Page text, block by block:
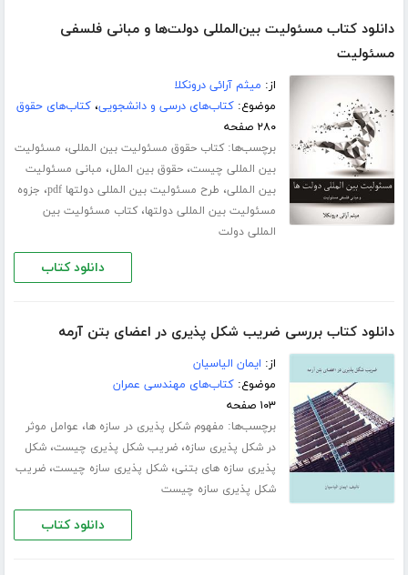
دانلود کتاب مسئولیت بین‌المللی دولت‌ها و مبانی فلسفی
مسئولیت
از: میثم آرائی درونکلا
موضوع:کتاب‌های درسی و دانشجویی،کتاب‌های حقوق
۲۸۰ صفحه
برچسب‌ها:کتاب حقوق مسئولیت بین المللی، مسئولیت
بین المللی چیست،حقوق بین الملل، مبانی مسئولیت
بین المللی، طرح مسئولیت بین المللی دولتها pdf ، جزوه
مسئولیت بین المللی دولتها،کتاب مسئولیت بین
المللی دولت
دانلود کتاب
دانلود کتاب بررسی ضریب شکل پذیری در اعضای بتن آرمه
از: ایمان الیاسیان
موضوع:کتاب‌های مهندسی عمران
۱۰۳ صفحه
برچسب‌ها: مفهوم شکل پذیری در سازه ها، عوامل موثر
در شکل پذیری سازه،ضریب شکل پذیری چیست،شکل
پذیری سازه های بتنی،شکل پذیری سازه چیست،ضریب
شکل پذیری سازه چیست
دانلود کتاب